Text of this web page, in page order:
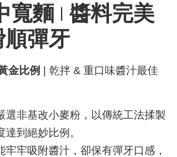
寬麵 | 醬料完美
彈牙
金比例 | 乾拌 & 重口味醬汁最佳
選非基改小麥粉，以傳統工法揉製
到絕妙比例。
牢牢吸附醬汁，卻保有彈牙口感，